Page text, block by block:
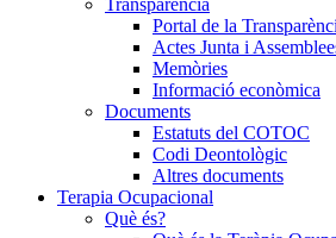
Transparència
Portal de la
Actes Junta i
Memòries
Informació econòmica
Documents
Estatuts del COTOC
Codi Deontològic
Altres documents
Terapia Ocupacional
Què és?